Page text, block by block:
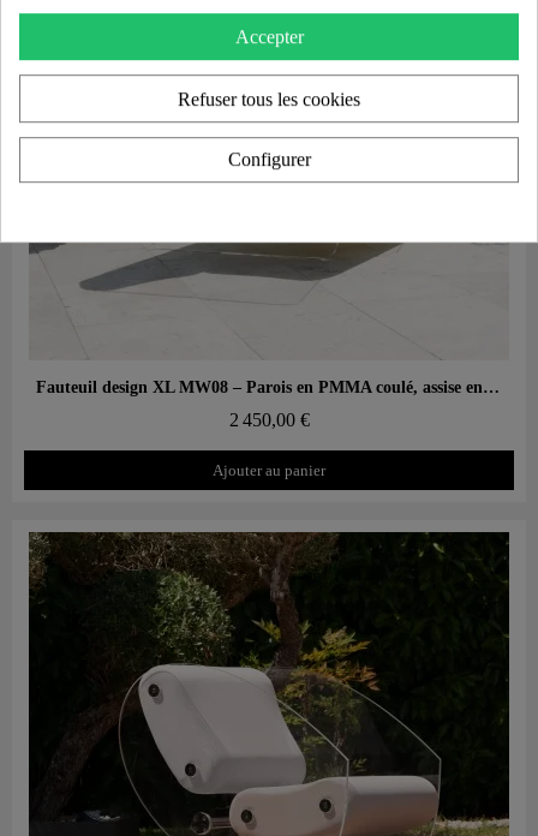
Aperçu rapide Fauteuil design XL MW08 – Parois en PMMA coulé, assise en mousse alvéolaire
2 450,00 €
Ajouter au panier
Accepter
Refuser tous les cookies
Configurer